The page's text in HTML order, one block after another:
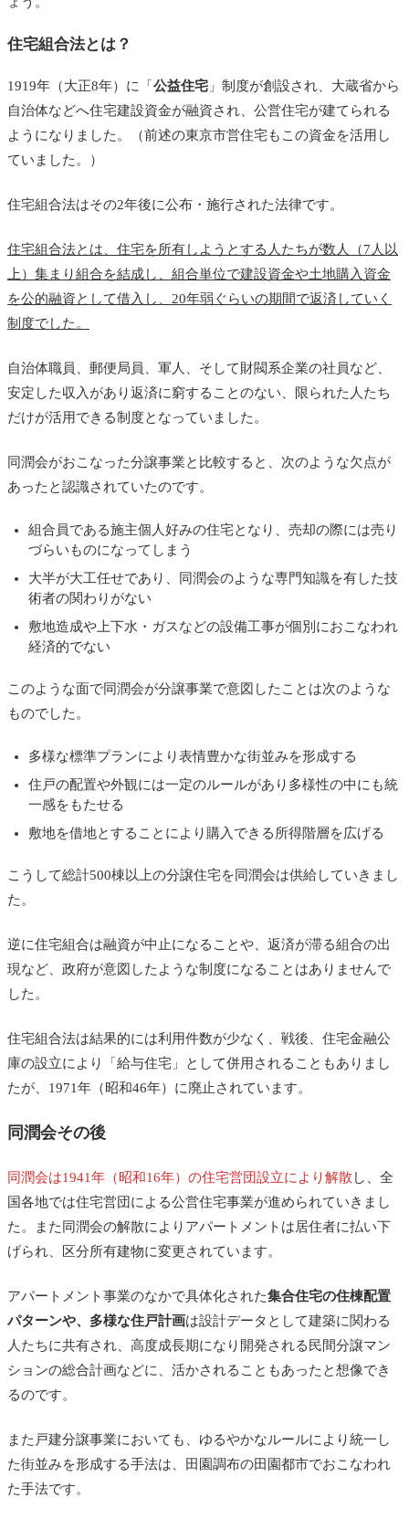
住宅組合法とは？
1919年（大正8年）に「 公益住宅 」制度が創設され、大蔵省から
自治体などへ住宅建設資金が融資され、公営住宅が建てられる
ようになりました。（前述の東京市営住宅もこの資金を活用し
ていました。）
住宅組合法はその2年後に公布・施行された法律です。
住宅組合法とは、住宅を所有しようとする人たちが数人（7人以
上）集まり組合を結成し、組合単位で建設資金や土地購入資金
を公的融資として借入し、20年弱ぐらいの期間で返済していく
制度でした。
自治体職員、郵便局員、軍人、そして財閥系企業の社員など、
安定した収入があり返済に窮することのない、限られた人たち
だけが活用できる制度となっていました。
同潤会がおこなった分譲事業と比較すると、次のような欠点が
あったと認識されていたのです。
組合員である施主個人好みの住宅となり、売却の際には売り
づらいものになってしまう
大半が大工任せであり、同潤会のような専門知識を有した技
術者の関わりがない
敷地造成や上下水・ガスなどの設備工事が個別におこなわれ
経済的でない
このような面で同潤会が分譲事業で意図したことは次のような
ものでした。
多様な標準プランにより表情豊かな街並みを形成する
住戸の配置や外観には一定のルールがあり多様性の中にも統
一感をもたせる
敷地を借地とすることにより購入できる所得階層を広げる
こうして総計500棟以上の分譲住宅を同潤会は供給していきまし
た。
逆に住宅組合は融資が中止になることや、返済が滞る組合の出
現など、政府が意図したような制度になることはありませんで
した。
住宅組合法は結果的には利用件数が少なく、戦後、住宅金融公
庫の設立により「給与住宅」として併用されることもありまし
たが、1971年（昭和46年）に廃止されています。
同潤会その後
同潤会は1941年（昭和16年）の住宅営団設立により解散し、全
国各地では住宅営団による公営住宅事業が進められていきまし
た。また同潤会の解散によりアパートメントは居住者に払い下
げられ、区分所有建物に変更されています。
アパートメント事業のなかで具体化された集合住宅の住棟配置
パターンや、多様な住戸計画は設計データとして建築に関わる
人たちに共有され、高度成長期になり開発される民間分譲マン
ションの総合計画などに、活かされることもあったと想像でき
るのです。
また戸建分譲事業においても、ゆるやかなルールにより統一し
た街並みを形成する手法は、田園調布の田園都市でおこなわれ
た手法です。